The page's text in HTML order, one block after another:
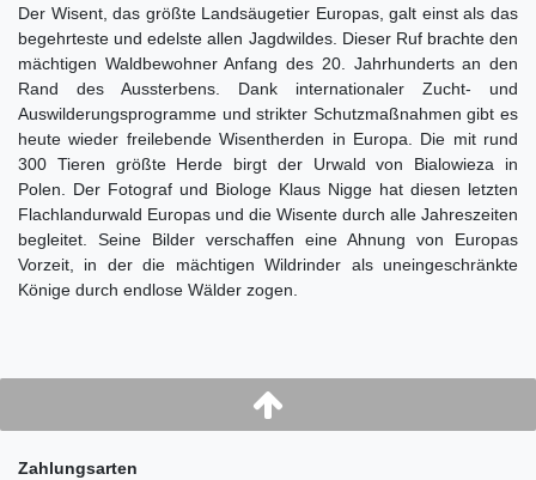
Der Wisent, das größte Landsäugetier Europas, galt einst als das
begehrteste und edelste allen Jagdwildes. Dieser Ruf brachte den
mächtigen Waldbewohner Anfang des 20. Jahrhunderts an den
Rand des Aussterbens. Dank internationaler Zucht- und
Auswilderungsprogramme und strikter Schutzmaßnahmen gibt es
heute wieder freilebende Wisentherden in Europa. Die mit rund
300 Tieren größte Herde birgt der Urwald von Bialowieza in
Polen. Der Fotograf und Biologe Klaus Nigge hat diesen letzten
Flachlandurwald Europas und die Wisente durch alle Jahreszeiten
begleitet. Seine Bilder verschaffen eine Ahnung von Europas
Vorzeit, in der die mächtigen Wildrinder als uneingeschränkte
Könige durch endlose Wälder zogen.
Zahlungsarten